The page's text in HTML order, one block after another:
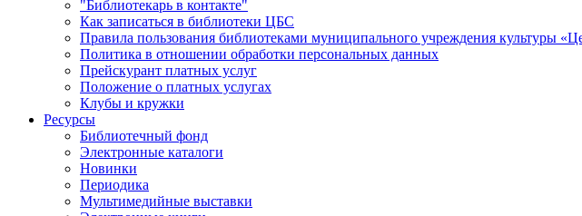
"Библиотекарь в контакте"
Как записаться в библиотеки ЦБС
Правила пользования библиотеками муниципального учреждения культуры
Политика в отношении обработки персональных данных
Прейскурант платных услуг
Положение о платных услугах
Клубы и кружки
Ресурсы
Библиотечный фонд
Электронные каталоги
Новинки
Периодика
Мультимедийные выставки